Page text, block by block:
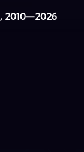
2010—2026